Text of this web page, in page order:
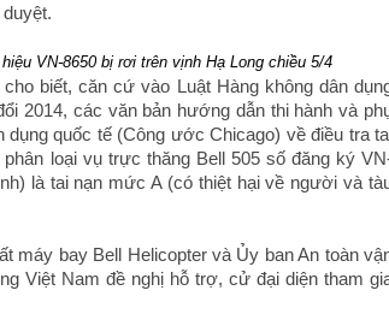
VN-8650 bị rơi trên vịnh Hạ Long chiều 5/4
biết, căn cứ vào Luật Hàng không dân
2014, các văn bản hướng dẫn thi hành và
quốc tế (Công ước Chicago) về điều tra
loại vụ trực thăng Bell 505 số đăng ký
là tai nạn mức A (có thiệt hại về người và
máy bay Bell Helicopter và Ủy ban An toàn
Việt Nam đề nghị hỗ trợ, cử đại diện tham